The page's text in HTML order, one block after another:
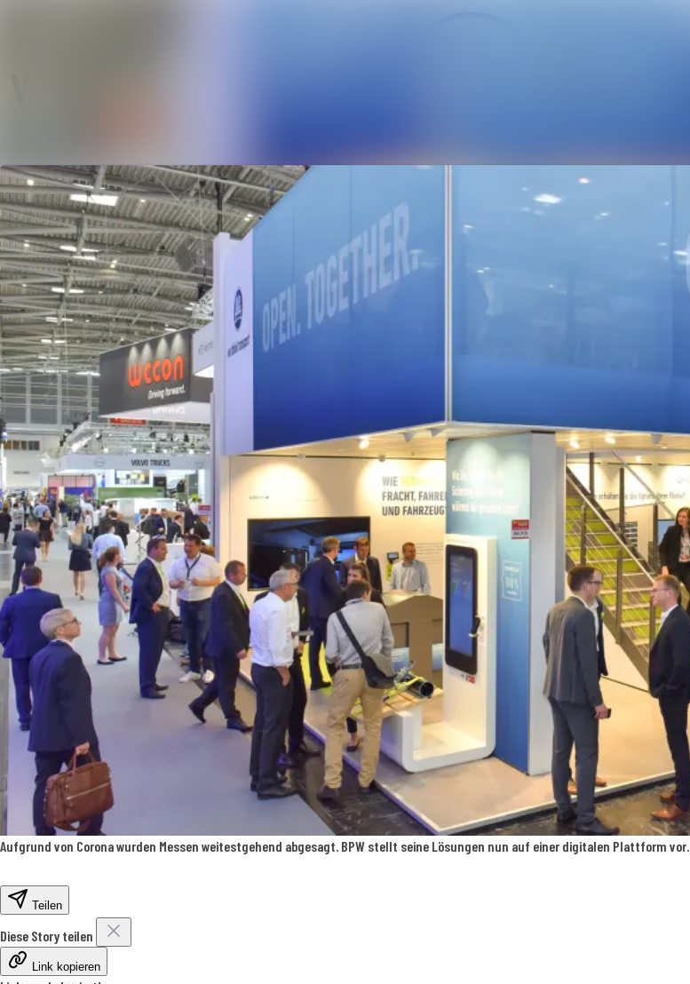
Aufgrund von Corona wurden Messen weitestgehend abgesagt. BPW stellt seine Lösungen nun auf einer digitalen Plattform vor.
Teilen
Diese Story teilen
Link kopieren